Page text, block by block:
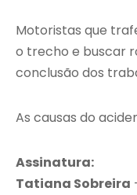
Motoristas que
o trecho e buscar
conclusão dos
As causas do
Assinatura:
Tatiana Sobreira